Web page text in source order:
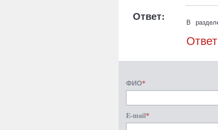
Ответ:
В
собраны
ФИО*
E-mail*